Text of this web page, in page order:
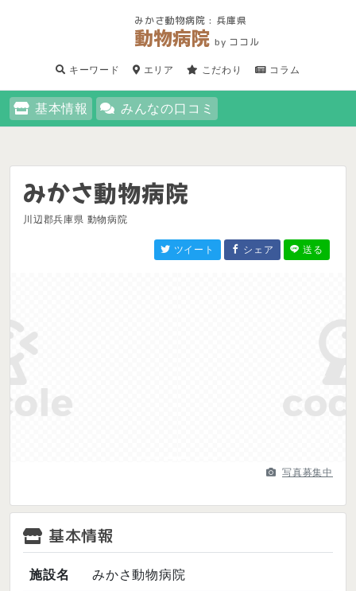
みかさ動物病院 : 兵庫県
動物病院by ココル
キーワード エリア こだわり コラム
基本情報 みんなの口コミ
みかさ動物病院
川辺郡兵庫県 動物病院
ツイート シェア 送る
Next
写真募集中
基本情報
施設名 みかさ動物病院